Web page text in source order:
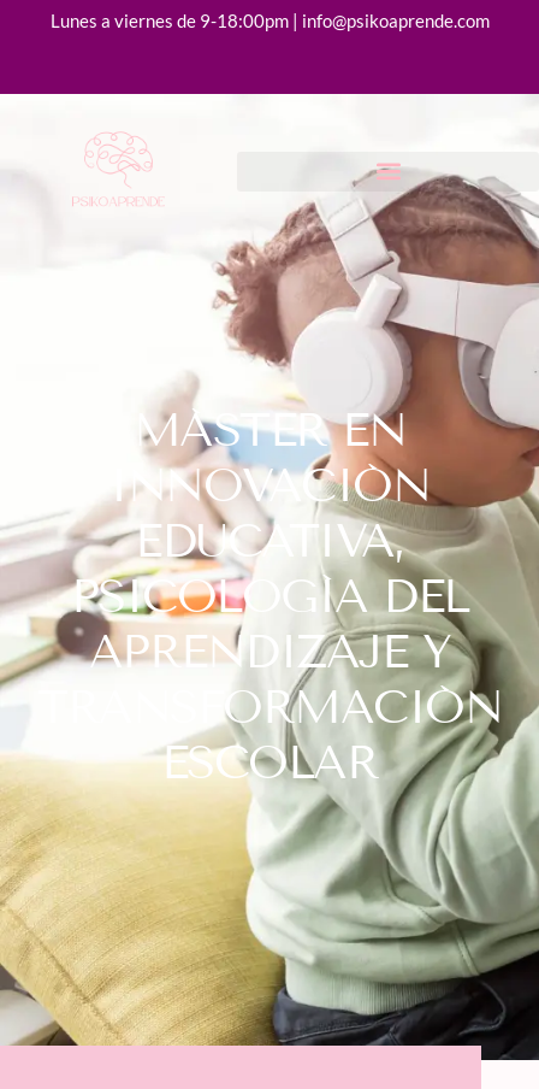
Lunes a viernes de 9-18:00pm | info@psikoaprende.com
MÁSTER EN
INNOVACIÓN
EDUCATIVA,
PSICOLOGÍA DEL
APRENDIZAJE Y
TRANSFORMACIÓN
ESCOLAR